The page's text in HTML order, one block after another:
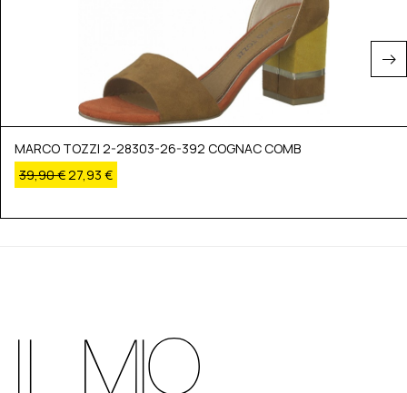
MARCO TOZZI 2-28303-26-392 COGNAC COMB
39,90€27,93 €